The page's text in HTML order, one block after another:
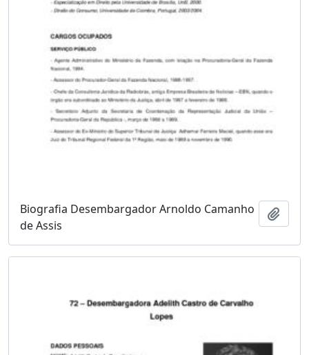
Biografia Desembargador Arnoldo Camanho
de Assis